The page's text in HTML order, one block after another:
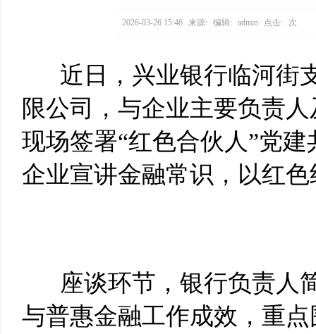
2026-03-26 15:46 来源: 编辑: admin 点击: 次
近日，兴业银行临河街
限公司，与企业主要负责
现场签署“红色合伙人”党
企业宣讲金融常识，以红
座谈环节，银行负责人
与普惠金融工作成效，重